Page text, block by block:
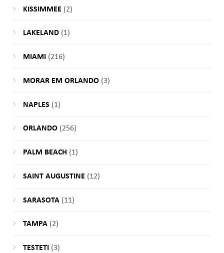
KISSIMMEE (2)
LAKELAND(1)
MIAMI (216)
MORAR EM ORLANDO(3)
NAPLES (1)
ORLANDO(256)
PALM BEACH (1)
SAINT AUGUSTINE (12)
SARASOTA(11)
TAMPA(2)
TESTETI (3)